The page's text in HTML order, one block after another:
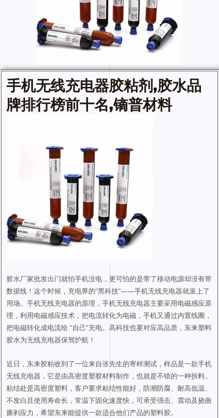
手机无线充电器胶粘剂,胶水品
牌排行榜前十名,镝普材料
胶水厂家批发出门就怕手机没电，更可怕的是带了移动电源却没有带
数据线！这个时候，充电界的“黑科技”——手机无线充电器就派上了
用场。手机无线充电器的原理，手机无线充电器主要采用电磁感应原
理，利用电磁感应技术，把电流转化为电磁，手机又通过内置线圈，
把电磁转化成电流给 “自己”充电。高科技也要对应高品质，东来塑料
胶水为无线充电器保驾护航！
近日，东来胶粘收到了一位来自张先生的寄样测试，样品是一款手机
无线充电器，它是由高密度塑胶材料制作，也就是不错的一种拆料。
粘结处是高密度塑料，客户要求粘结性能好，防潮防腐、耐高低温、
不发白且使用寿命长，常温下固化速度快，可承受强击、震动及挠曲
撕剥应力，希望东来能提供一款适合他们产品的塑料胶。